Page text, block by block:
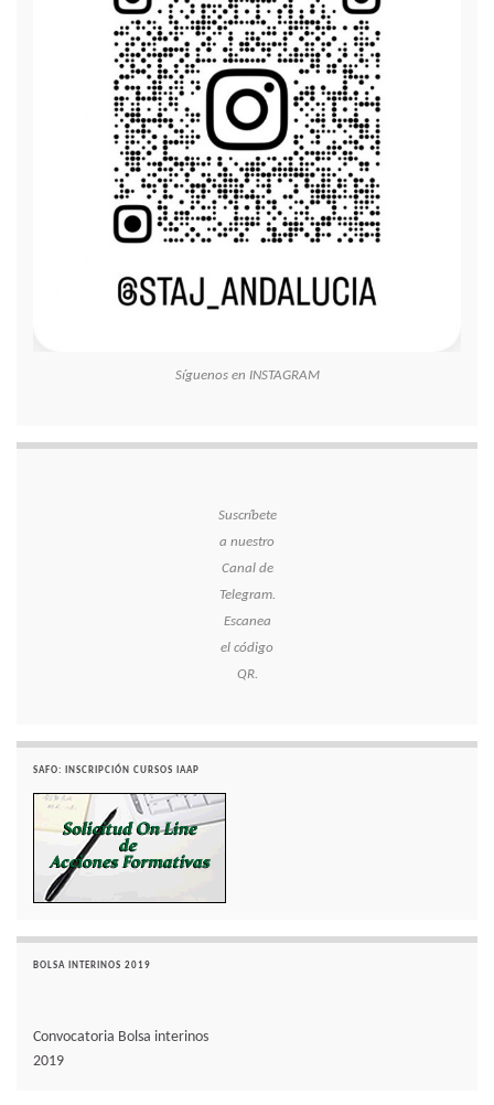
Síguenos en INSTAGRAM
Suscríbete
a nuestro
Canal de
Telegram.
Escanea
el código
QR.
SAFO: INSCRIPCIÓN CURSOS IAAP
BOLSA INTERINOS 2019
Convocatoria Bolsa interinos
2019